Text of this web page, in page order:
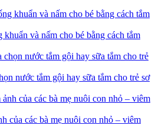
và nấm cho bé bằng cách tắm
nước tắm gội hay sữa tắm cho trẻ sơ
của các bà mẹ nuôi con nhỏ – viêm